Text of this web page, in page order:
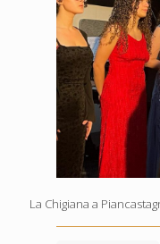
La Chigiana a